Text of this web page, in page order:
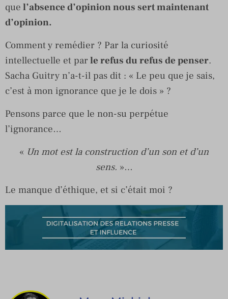
que l’absence d’opinion nous sert maintenant
d’opinion.
Comment y remédier ? Par la curiosité
intellectuelle et parle refus du refus de penser.
Sacha Guitry n’a-t-il pas dit : « Le peu que je sais,
c’est à mon ignorance que je le dois » ?
Pensons parce que le non-su perpétue
l’ignorance…
« Un mot est la construction d’un son et d’un
sens. »…
Le manque d’éthique, et si c’était moi ?